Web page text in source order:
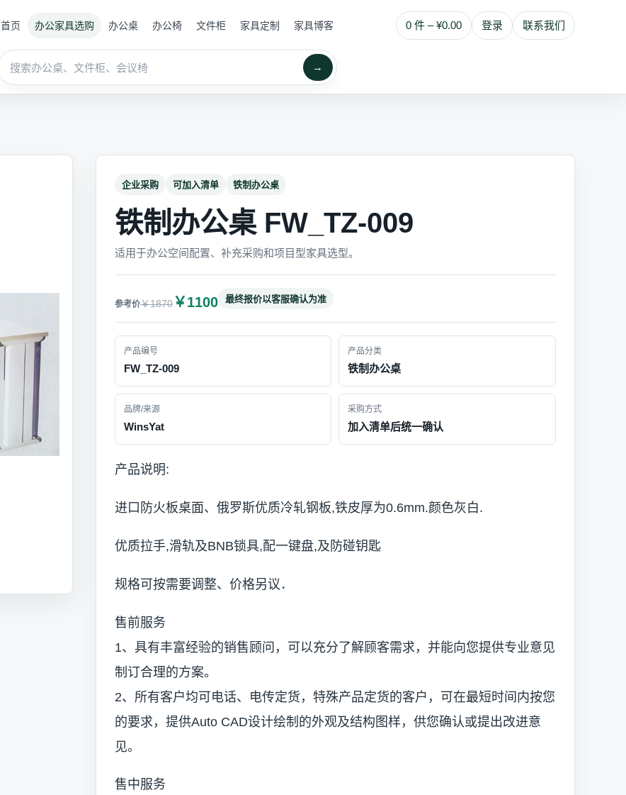
0 件 – ¥0.00 登录 联系我们
首页 办公家具选购 办公桌 办公椅 文件柜 家具定制 家具博客
→
企业采购 可加入清单 铁制办公桌
铁制办公桌 FW_TZ-009
适用于办公空间配置、补充采购和项目型家具选型。
￥1870￥1100 最终报价以客服确认为准
产品编号
FW_TZ-009
产品分类
铁制办公桌
品牌/来源
WinsYat
采购方式
加入清单后统一确认
产品说明:
进口防火板桌面、俄罗斯优质冷轧钢板,铁皮厚为0.6mm.颜色灰白.
优质拉手,滑轨及BNB锁具,配一键盘,及防碰钥匙
规格可按需要调整、价格另议．
售前服务
1、具有丰富经验的销售顾问，可以充分了解顾客需求，并能向您提供专业意见
制订合理的方案。
2、所有客户均可电话、电传定货，特殊产品定货的客户，可在最短时间内按您
的要求，提供Auto CAD设计绘制的外观及结构图样，供您确认或提出改进意
见。
售中服务